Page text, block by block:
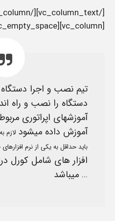
[vc_column][vc_empty_space][vc_column_text]
تیم نصب و اجرا دستگاه
دستگاه را نصب و راه
آموزشهای اپراتوری
آموزش داده میشود لازم
باید حداقل به یکی از نرم
افزار های شامل کورل
… میباشد